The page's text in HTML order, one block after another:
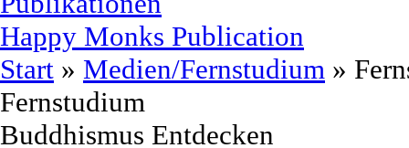
Happy Monks Publication
Start » Medien/Fernstudium »
Fernstudium
Buddhismus Entdecken